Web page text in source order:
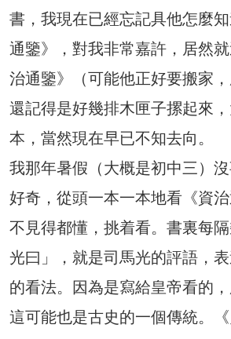
書，我現在已經忘記具他怎麼
通鑒》，對我非常嘉許，居然
治通鑒》（可能他正好要搬家
還記得是好幾排木匣子摞起來
本，當然現在早已不知去向。
我那年暑假（大概是初中三）
好奇，從頭一本一本地看《資
不見得都懂，挑着看。書裏每
光曰」，就是司馬光的評語，
的看法。因為是寫給皇帝看的
這可能也是古史的一個傳統。